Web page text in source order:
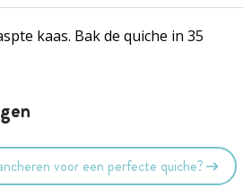
kaas. Bak de quiche in 35
voor een perfecte quiche?